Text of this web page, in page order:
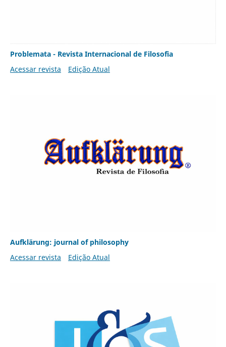
Problemata - Revista Internacional de Filosofia
Acessar revista
Edição Atual
Aufklärung: journal of philosophy
Acessar revista
Edição Atual